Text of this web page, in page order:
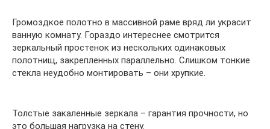
Громоздкое полотно в массивной раме вряд ли украсит
ванную комнату. Гораздо интереснее смотрится
зеркальный простенок из нескольких одинаковых
полотнищ, закрепленных параллельно. Слишком тонкие
стекла неудобно монтировать – они хрупкие.
Толстые закаленные зеркала – гарантия прочности, но
это большая нагрузка на стену.